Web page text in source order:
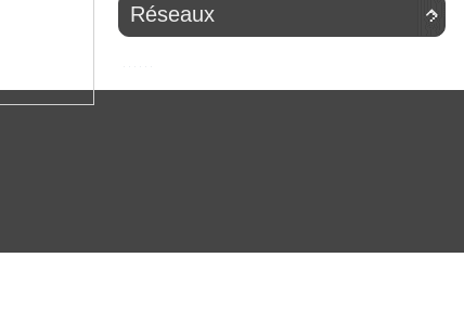

Réseaux